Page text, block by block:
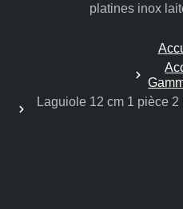
platines inox
Laguiole 12 cm 1 pièce